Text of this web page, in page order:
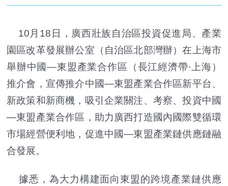
10月18日，廣西壯族自治區投資促進局、產業
園區改革發展辦公室（自治區北部灣辦）在上海市
舉辦中國—東盟產業合作區（長江經濟帶·上海）
推介會，宣傳推介中國—東盟產業合作區新平台、
新政策和新商機，吸引企業關注、考察、投資中國
—東盟產業合作區，助力廣西打造國內國際雙循環
市場經營便利地，促進中國—東盟產業鏈供應鏈融
合發展。
據悉，為大力構建面向東盟的跨境產業鏈供應